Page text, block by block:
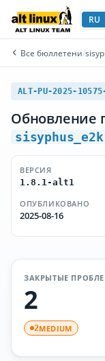
RU
Все бюллетени/
ALT-PU-2025-
Обновление
sisyphus_e2k
ВЕРСИЯ
1.8.1-alt1
ОПУБЛИКОВАНО
2025-08-16
ЗАКРЫТЫЕ
2
2MEDIUM